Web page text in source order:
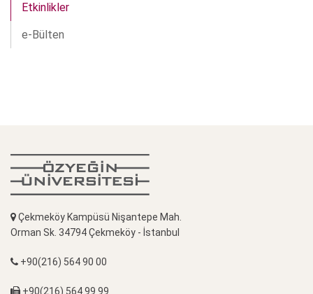
Etkinlikler
e-Bülten
Çekmeköy Kampüsü Nişantepe Mah.
Orman Sk. 34794 Çekmeköy - İstanbul
+90(216) 564 90 00
+90(216) 564 99 99